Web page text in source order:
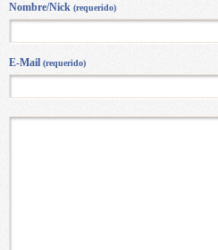
Nombre/Nick (requerido)
E-Mail (requerido)